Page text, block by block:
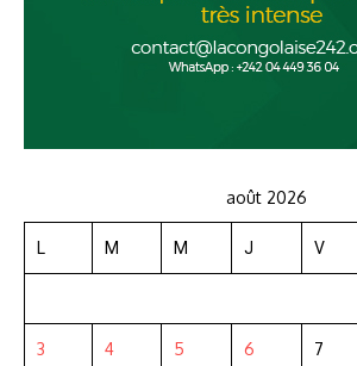
août 2026
L M M J V
3 4 5 6 7